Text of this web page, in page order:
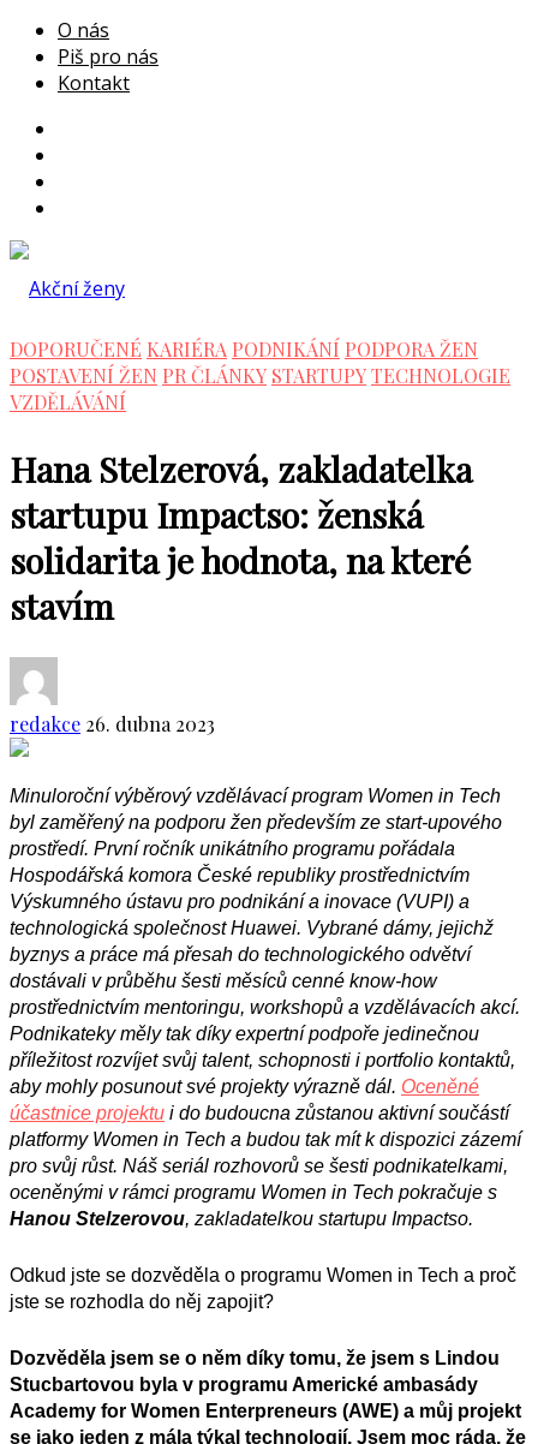
O nás
Piš pro nás
Kontakt
DOPORUČENÉ KARIÉRA PODNIKÁNÍ PODPORA ŽEN
POSTAVENÍ ŽEN PR ČLÁNKY STARTUPYTECHNOLOGIE
VZDĚLÁVÁNÍ
Hana Stelzerová, zakladatelka
startupu Impactso: ženská
solidarita je hodnota, na které
stavím
redakce 26. dubna 2023
Minuloroční výběrový vzdělávací program Women in Tech
byl zaměřený na podporu žen především ze start-upového
prostředí. První ročník unikátního programu pořádala
Hospodářská komora České republiky prostřednictvím
Výskumného ústavu pro podnikání a inovace (VUPI) a
technologická společnost Huawei. Vybrané dámy, jejichž
byznys a práce má přesah do technologického odvětví
dostávali v průběhu šesti měsíců cenné know-how
prostřednictvím mentoringu, workshopů a vzdělávacích akcí.
Podnikateky měly tak díky expertní podpoře jedinečnou
příležitost rozvíjet svůj talent, schopnosti i portfolio kontaktů,
aby mohly posunout své projekty výrazně dál. Oceněné
účastnice projektu i do budoucna zůstanou aktivní součástí
platformy Women in Tech a budou tak mít k dispozici zázemí
pro svůj růst. Náš seriál rozhovorů se šesti podnikatelkami,
oceněnými v rámci programu Women in Tech pokračuje s
Hanou Stelzerovou, zakladatelkou startupu Impactso.
Odkud jste se dozvěděla o programu Women in Tech a proč
jste se rozhodla do něj zapojit?
Dozvěděla jsem se o něm díky tomu, že jsem s Lindou
Stucbartovou byla v programu Americké ambasády
Academy for Women Enterpreneurs (AWE) a můj projekt
se jako jeden z mála týkal technologií. Jsem moc ráda, že